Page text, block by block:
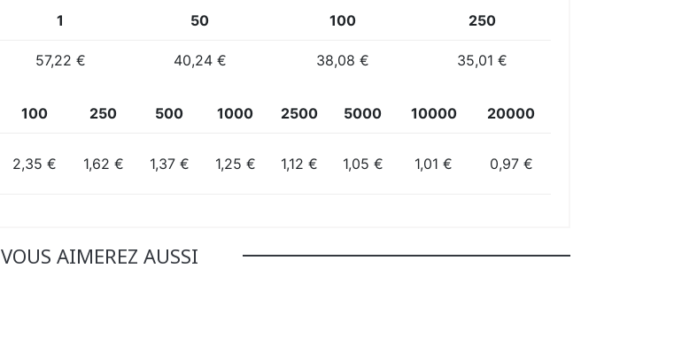
1 50 100 250
57,22 € 40,24 € 38,08 € 35,01 €
100 250 500 1000 2500 5000 10000 20000
2,35 € 1,62 € 1,37 € 1,25 € 1,12 € 1,05 € 1,01 € 0,97 €
VOUS AIMEREZ AUSSI